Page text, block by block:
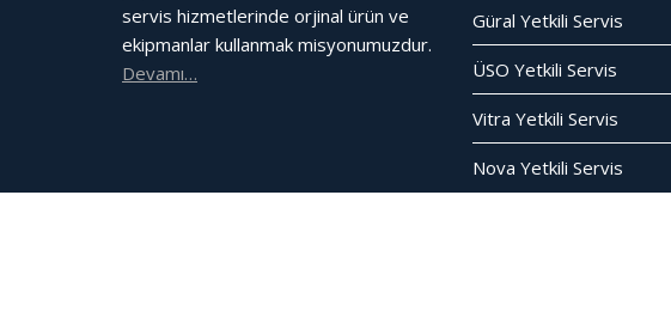
servis hizmetlerinde orjinal ürün ve
ekipmanlar kullanmak misyonumuzdur.
Devamı…
Güral Yetkili Servis
ÜSO Yetkili Servis
Vitra Yetkili Servis
Nova Yetkili Servis